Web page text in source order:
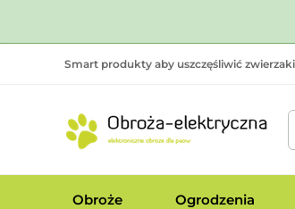
Smart produkty aby uszczęśliwić zwierzaki
Obroże Ogrodzenia